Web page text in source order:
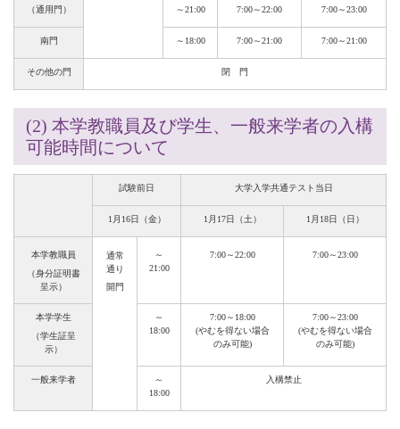
（通用門） ～21:00 7:00～22:00 7:00～23:00
南門 ～18:00 7:00～21:00 7:00～21:00
その他の門 閉 門
(2) 本学教職員及び学生、一般来学者の入構
可能時間について
試験前日 大学入学共通テスト当日
1月16日（金） 1月17日（土） 1月18日（日）
本学教職員
（身分証明書
呈示）
通常
通り
開門
～
21:00
7:00～22:00 7:00～23:00
本学学生
（学生証呈
示）
～
18:00
7:00～18:00
(やむを得ない場合
のみ可能)
7:00～23:00
(やむを得ない場合
のみ可能)
一般来学者
～
18:00
入構禁止